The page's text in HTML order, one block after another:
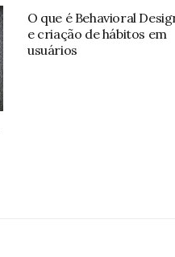
O que é Behavioral
e criação de hábitos em
usuários